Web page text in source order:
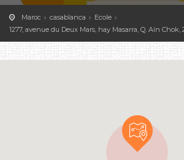
Maroc casablanca
Ecole
1277, avenue du Deux Mars, hay Masarra, Q. Aïn Chok,